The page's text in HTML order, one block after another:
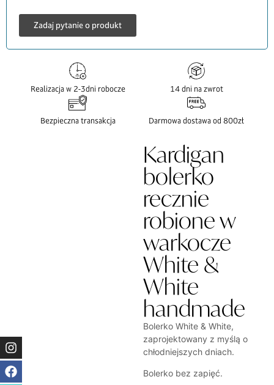
Kardigan
bolerko
recznie
robione w
warkocze
White &
White
handmade
Bolerko White & White,
zaprojektowany z myślą o
chłodniejszych dniach.
Bolerko bez zapięć.
Zadaj pytanie o produkt
Realizacja w 2-3dni robocze 14 dni na zwrot
Bezpieczna transakcja Darmowa dostawa od 800zł